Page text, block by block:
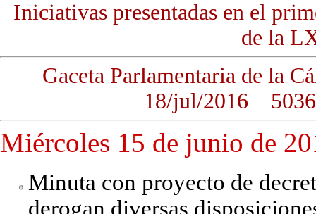
Iniciativas presentadas en el
de la
Gaceta Parlamentaria de
18/jul/2016
Miércoles 15 de junio de
Minuta con proyecto de
derogan diversas